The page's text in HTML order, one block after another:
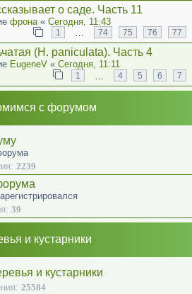
о саде. Часть 11
фрона « Сегодня, 11:43
1 74 75 76 77
(Н. paniculata). Часть 4
EugeneV « Сегодня, 11:11
1 4 5 6 7
с форумом
2239
39
и кустарники
и кустарники
25584